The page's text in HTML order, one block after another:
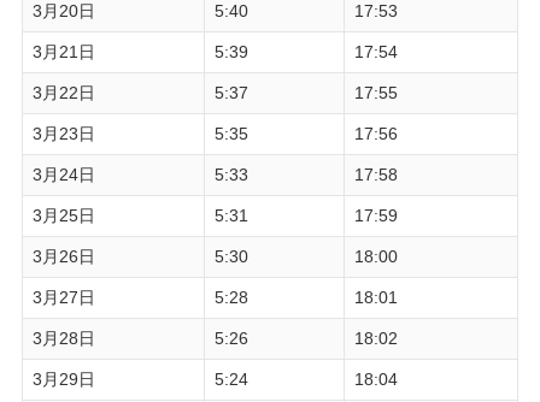
3月20日 5:40 17:53
3月21日 5:39 17:54
3月22日 5:37 17:55
3月23日 5:35 17:56
3月24日 5:33 17:58
3月25日 5:31 17:59
3月26日 5:30 18:00
3月27日 5:28 18:01
3月28日 5:26 18:02
3月29日 5:24 18:04